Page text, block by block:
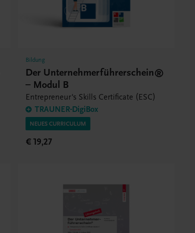
Bildung
Der Unternehmerführerschein®
– Modul B
Entrepreneur's Skills Certificate (ESC)
TRAUNER-DigiBox
NEUES CURRICULUM
€ 19,27